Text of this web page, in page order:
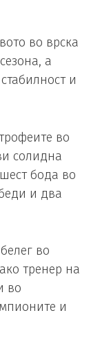
во врска
а
и
во
солидна
бода во
и два
во
тренер на
во
и